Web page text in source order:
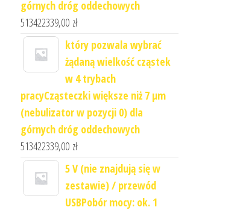
górnych dróg oddechowych
513422339,00 zł
który pozwala wybrać
żądaną wielkość cząstek
w 4 trybach
pracyCząsteczki większe niż 7 μm
(nebulizator w pozycji 0) dla
górnych dróg oddechowych
513422339,00 zł
5 V (nie znajdują się w
zestawie) / przewód
USBPobór mocy: ok. 1